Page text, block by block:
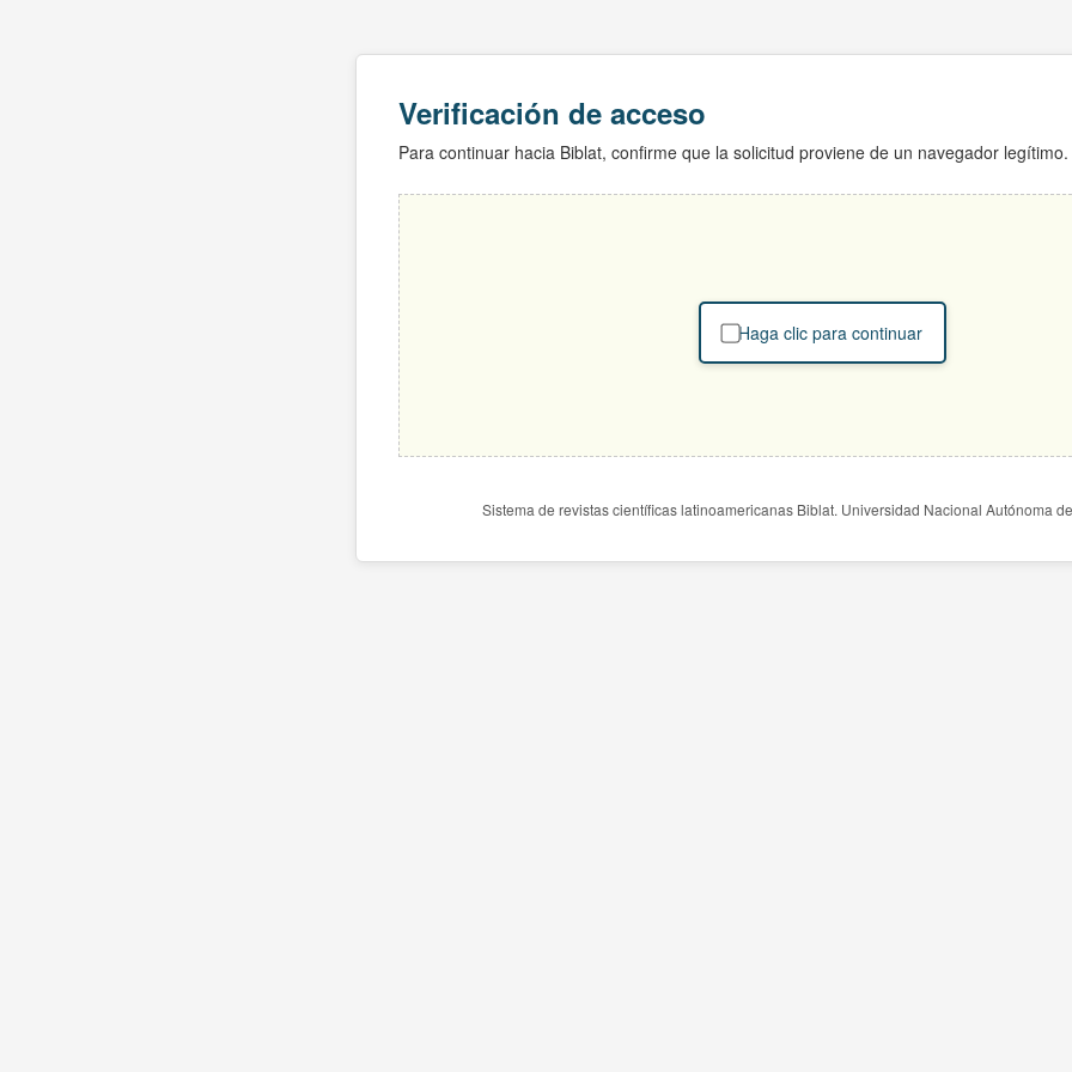
Verificación de acceso
Para continuar hacia Biblat, confirme que la solicitud proviene de un navegador legítimo.
Haga clic para continuar
Sistema de revistas científicas latinoamericanas Biblat. Universidad Nacional Autónoma